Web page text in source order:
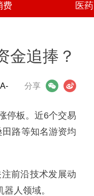
费 医药
金追捧？
分享
信 微博
A-
停板。近6个交易
路等知名游资均
前沿技术发展动
人领域。